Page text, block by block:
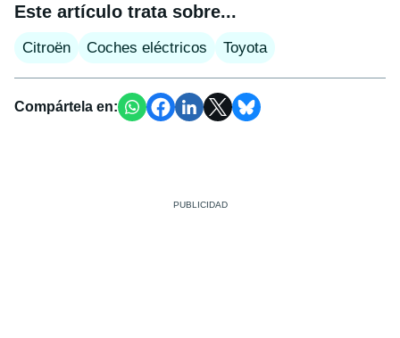
Este artículo trata sobre...
Citroën Coches eléctricos Toyota
Compártela en: